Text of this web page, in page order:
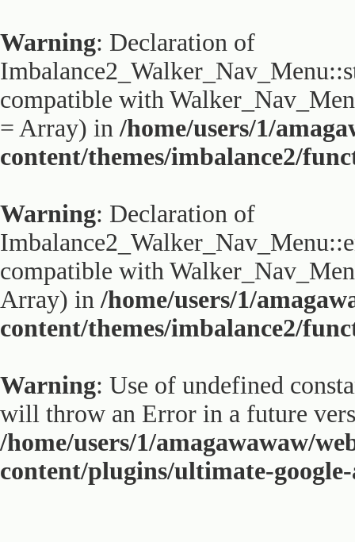
Warning: Declaration of
compatible with
= Array) in/home/users/1/
content/themes/imbalance2/
Warning: Declaration of
compatible with
Array) in/home/users/1/
content/themes/imbalance2/
Warning: Use of undefined
will throw an Error in a future
/home/users/1/amagawawaw/
content/plugins/ultimate-